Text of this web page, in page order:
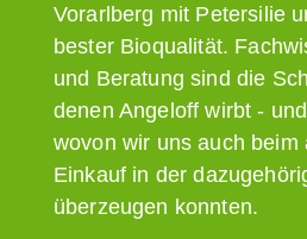
Vorarlberg mit Petersilie
bester Bioqualität.
und Beratung sind die
denen Angeloff wirbt -
wovon wir uns auch beim
Einkauf in der
überzeugen konnten.